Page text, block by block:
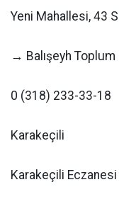
Yeni Mahallesi, 43
→ Balışeyh Toplum
0 (318) 233-33-18
Karakeçili
Karakeçili Eczanesi